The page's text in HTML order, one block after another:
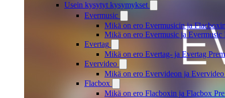
Usein kysytyt kysymykset
Evermusic
Mikä on ero Evermusicin ja
Mikä on ero Evermusic ja
Evertag
Mikä on ero Evertag- ja Evertag
Evervideo
Mikä on ero Evervideon ja
Flacbox
Mikä on ero Flacboxin ja Flacbox